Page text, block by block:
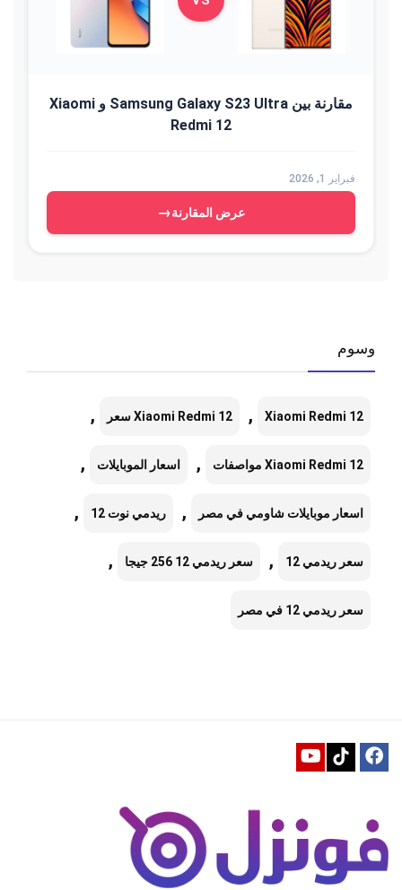
مقارنة بين Samsung Galaxy S23 Ultra و Xiaomi
Redmi 12
فبراير 1, 2026
عرض المقارنة→
وسوم
Xiaomi Redmi 12
, Xiaomi Redmi 12 سعر ,
Xiaomi Redmi 12 مواصفات , اسعار الموبايلات ,
اسعار موبايلات شاومي في مصر , ريدمي نوت 12 ,
سعر ريدمي 12 , سعر ريدمي 12 256 جيجا ,
سعر ريدمي 12 في مصر